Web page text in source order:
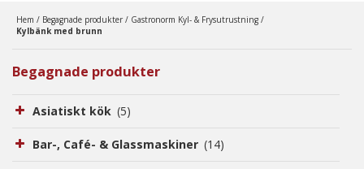
Hem / Begagnade produkter / Gastronorm Kyl- & Frysutrustning /
Kylbänk med brunn
Begagnade produkter
Asiatiskt kök (5)
Bar-, Café- & Glassmaskiner (14)